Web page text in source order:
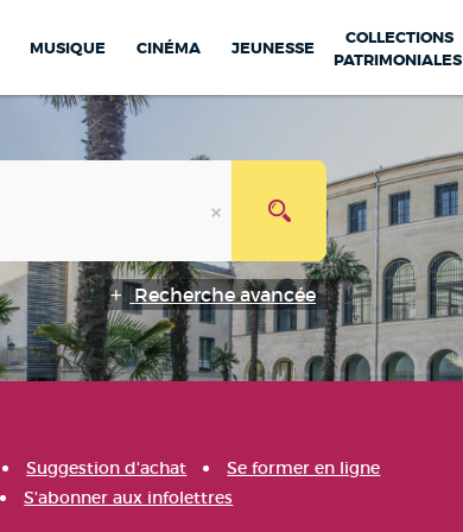
MUSIQUE CINÉMA JEUNESSE
COLLECTIONS
PATRIMONIALES
Recherche avancée
Suggestion d'achat
Se former en ligne
S'abonner aux infolettres